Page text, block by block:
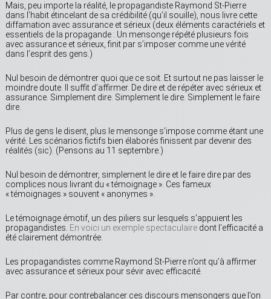
Mais, peu importe la réalité, le propagandiste Raymond St-Pierre
dans l’habit étincelant de sa crédibilité (qu’il souille), nous livre cette
diffamation avec assurance et sérieux (deux éléments caractériels et
essentiels de la propagande : Un mensonge répété plusieurs fois
avec assurance et sérieux, finit par s’imposer comme une vérité
dans l’esprit des gens.)
Nul besoin de démontrer quoi que ce soit. Et surtout ne pas laisser le
moindre doute. Il suffit d’affirmer. De dire et de répéter avec sérieux et
assurance. Simplement dire. Simplement le dire. Simplement le faire
dire.
Plus de gens le disent, plus le mensonge s’impose comme étant une
vérité. Les scénarios fictifs bien élaborés finissent par devenir des
réalités (sic). (Pensons au 11 septembre.)
Nul besoin de démontrer, simplement le dire et le faire dire par des
complices nous livrant du « témoignage ». Ces fameux
« témoignages » souvent « anonymes ».
Le témoignage émotif, un des piliers sur lesquels s’appuient les
propagandistes. En voici un exemple spectaculaire dont l’efficacité a
été clairement démontrée.
Les propagandistes comme Raymond St-Pierre n’ont qu’à affirmer
avec assurance et sérieux pour sévir avec efficacité.
Par contre, pour contrebalancer ces discours mensongers que l’on